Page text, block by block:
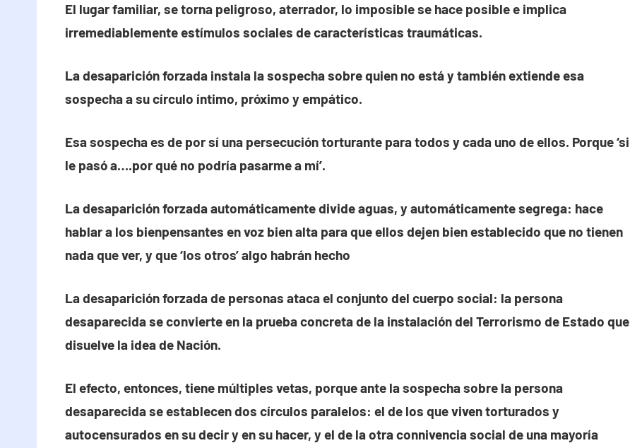
El lugar familiar, se torna peligroso, aterrador, lo imposible se hace posible e implica
irremediablemente estímulos sociales de características traumáticas.
La desaparición forzada instala la sospecha sobre quien no está y también extiende esa
sospecha a su círculo íntimo, próximo y empático.
Esa sospecha es de por sí una persecución torturante para todos y cada uno de ellos. Porque ‘si
le pasó a….por qué no podría pasarme a mí’.
La desaparición forzada automáticamente divide aguas, y automáticamente segrega: hace
hablar a los bienpensantes en voz bien alta para que ellos dejen bien establecido que no tienen
nada que ver, y que ‘los otros’ algo habrán hecho
La desaparición forzada de personas ataca el conjunto del cuerpo social: la persona
desaparecida se convierte en la prueba concreta de la instalación del Terrorismo de Estado que
disuelve la idea de Nación.
El efecto, entonces, tiene múltiples vetas, porque ante la sospecha sobre la persona
desaparecida se establecen dos círculos paralelos: el de los que viven torturados y
autocensurados en su decir y en su hacer, y el de la otra connivencia social de una mayoría